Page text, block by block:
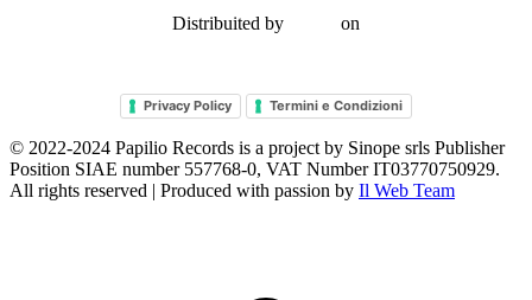
Distribuited by
on
Privacy Policy Termini e Condizioni
© 2022-2024 Papilio Records is a project by Sinope srls Publisher
Position SIAE number 557768-0, VAT Number IT03770750929.
All rights reserved | Produced with passion by Il Web Team